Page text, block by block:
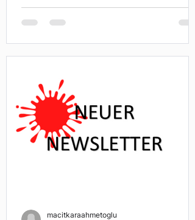
Scala Offenes Mikrofon: Mit Isabel
Cademartori und Robin Mesarosch
08.-12.06.2026 ganztägig Berlin
Plenarwoche
macitkaraahmetoglu